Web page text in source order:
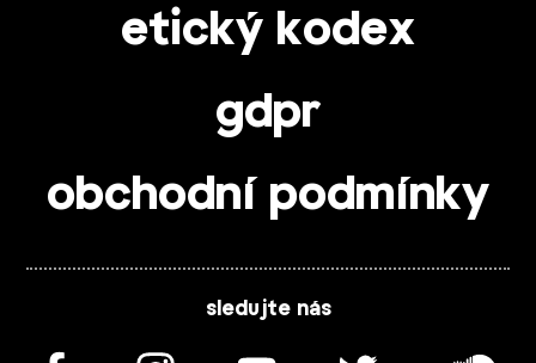
etický kodex
gdpr
obchodní podmínky
sledujte nás